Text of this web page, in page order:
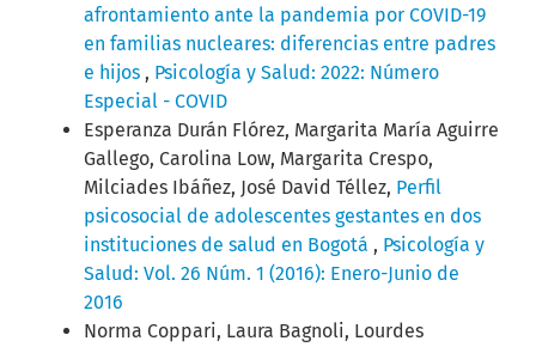
afrontamiento ante la pandemia por COVID-19
en familias nucleares: diferencias entre padres
e hijos , Psicología y Salud: 2022: Número
Especial - COVID
Esperanza Durán Flórez, Margarita María Aguirre
Gallego, Carolina Low, Margarita Crespo,
Milciades Ibáñez, José David Téllez, Perfil
psicosocial de adolescentes gestantes en dos
instituciones de salud en Bogotá , Psicología y
Salud: Vol. 26 Núm. 1 (2016): Enero-Junio de
2016
Norma Coppari, Laura Bagnoli, Lourdes